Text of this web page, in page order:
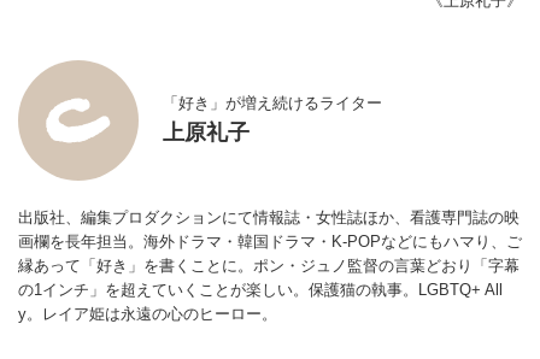
「好き」が増え続けるライター
上原礼子
出版社、編集プロダクションにて情報誌・女性誌ほか、看護専門誌の映
画欄を長年担当。海外ドラマ・韓国ドラマ・K-POPなどにもハマり、ご
縁あって「好き」を書くことに。ポン・ジュノ監督の言葉どおり「字幕
の1インチ」を超えていくことが楽しい。保護猫の執事。LGBTQ+ All
y。レイア姫は永遠の心のヒーロー。